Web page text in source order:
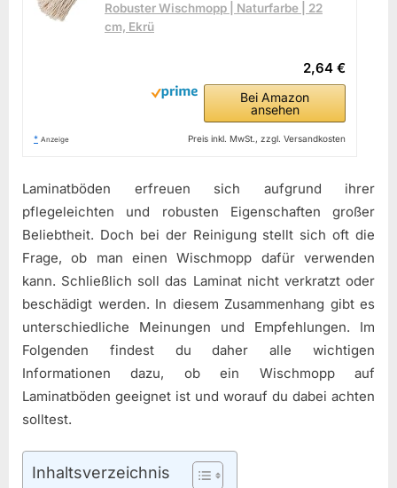
Robuster Wischmopp | Naturfarbe | 22
cm, Ekrü
2,64 €
Bei Amazon
ansehen
* Anzeige Preis inkl. MwSt., zzgl. Versandkosten
Laminatböden erfreuen sich aufgrund ihrer
pflegeleichten und robusten Eigenschaften großer
Beliebtheit. Doch bei der Reinigung stellt sich oft die
Frage, ob man einen Wischmopp dafür verwenden
kann. Schließlich soll das Laminat nicht verkratzt oder
beschädigt werden. In diesem Zusammenhang gibt es
unterschiedliche Meinungen und Empfehlungen. Im
Folgenden findest du daher alle wichtigen
Informationen dazu, ob ein Wischmopp auf
Laminatböden geeignet ist und worauf du dabei achten
solltest.
Inhaltsverzeichnis